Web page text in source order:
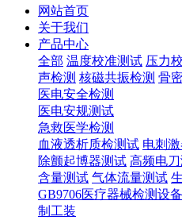
网站首页
关于我们
产品中心
全部 温度校准测试 压力
声检测 核磁共振检测 骨
医电安全检测
医电安规测试
急救医学检测
血液透析质检测试 电刺
除颤起博器测试 高频电
含量测试 气体流量测试
GB9706医疗器械检测设备
制工装